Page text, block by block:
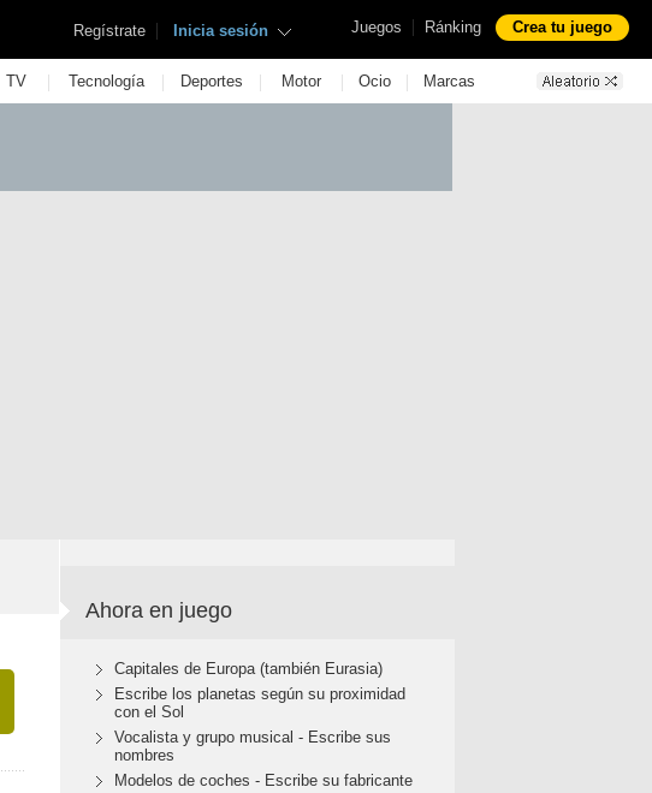
Juegos | Ránking Crea tu juego
Regístrate | Inicia sesión
TV | Tecnología | Deportes | Motor | Ocio | Marcas
Ahora en juego
Capitales de Europa (también Eurasia)
Escribe los planetas según su proximidad
con el Sol
Vocalista y grupo musical - Escribe sus
nombres
Modelos de coches - Escribe su fabricante